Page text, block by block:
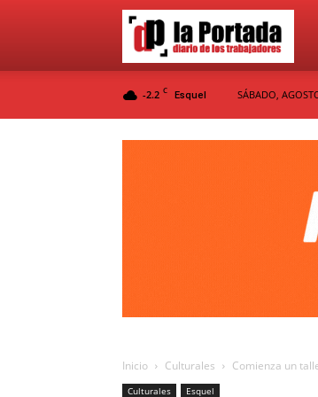
-2.2 C Esquel SÁBADO,
Inicio Culturales Comienza un
Culturales Esquel